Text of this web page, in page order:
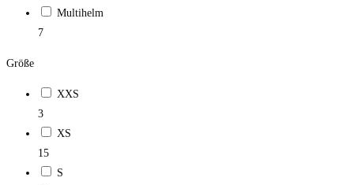
Multihelm
7
Größe
XXS
3
XS
15
S